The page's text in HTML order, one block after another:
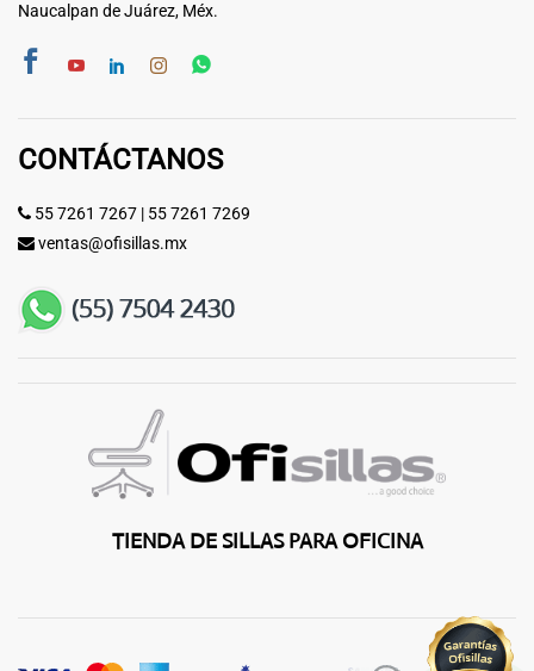
Naucalpan de Juárez, Méx.
CONTÁCTANOS
55 7261 7267 | 55 7261 7269
ventas@ofisillas.mx
TIENDA DE SILLAS PARA OFICINA